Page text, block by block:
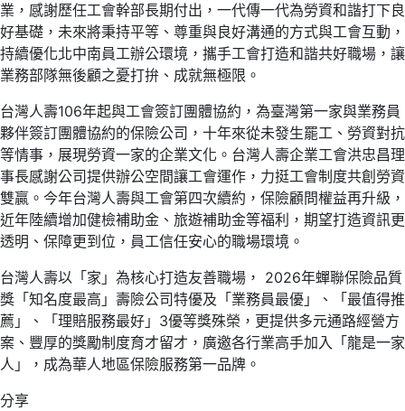
業，感謝歷任工會幹部長期付出，一代傳一代為勞資和諧打下良
好基礎，未來將秉持平等、尊重與良好溝通的方式與工會互動，
持續優化北中南員工辦公環境，攜手工會打造和諧共好職場，讓
業務部隊無後顧之憂打拚、成就無極限。
台灣人壽106年起與工會簽訂團體協約，為臺灣第一家與業務員
夥伴簽訂團體協約的保險公司，十年來從未發生罷工、勞資對抗
等情事，展現勞資一家的企業文化。台灣人壽企業工會洪忠昌理
事長感謝公司提供辦公空間讓工會運作，力挺工會制度共創勞資
雙贏。今年台灣人壽與工會第四次續約，保險顧問權益再升級，
近年陸續增加健檢補助金、旅遊補助金等福利，期望打造資訊更
透明、保障更到位，員工信任安心的職場環境。
台灣人壽以「家」為核心打造友善職場， 2026年蟬聯保險品質
獎「知名度最高」壽險公司特優及「業務員最優」、「最值得推
薦」、「理賠服務最好」3優等獎殊榮，更提供多元通路經營方
案、豐厚的獎勵制度育才留才，廣邀各行業高手加入「龍是一家
人」，成為華人地區保險服務第一品牌。
分享